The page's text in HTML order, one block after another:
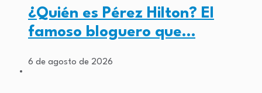
¿Quién es Pérez Hilton? El
famoso bloguero que…
6 de agosto de 2026